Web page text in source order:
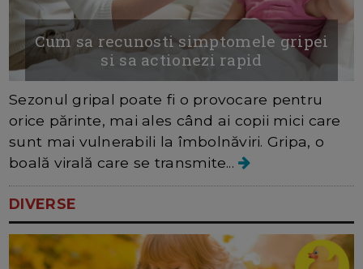
Cum sa recunosti simptomele gripei
si sa actionezi rapid
Sezonul gripal poate fi o provocare pentru
orice părinte, mai ales când ai copii mici care
sunt mai vulnerabili la îmbolnăviri. Gripa, o
boală virală care se transmite...
DIVERSE